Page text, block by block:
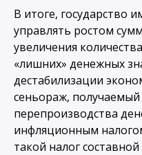
В итоге, государство
управлять ростом
увеличения
«лишних» денежных
дестабилизации
сеньораж, получаемый
перепроизводства
инфляционным
такой налог